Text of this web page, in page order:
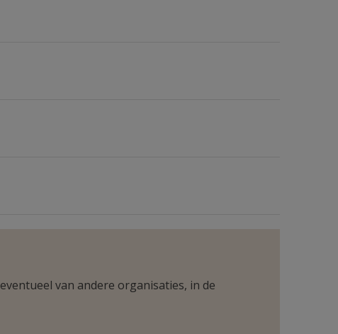
van andere organisaties, in de